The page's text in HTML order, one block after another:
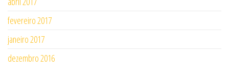
fevereiro 2017
janeiro 2017
dezembro 2016